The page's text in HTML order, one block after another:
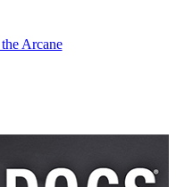
Arcane